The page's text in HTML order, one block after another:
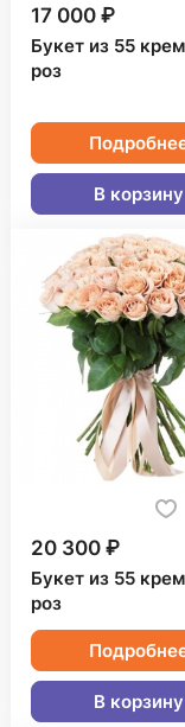
17 000 ₽
Букет из 55
роз
В корзину
20 300 ₽
Букет из 55
роз
В корзину